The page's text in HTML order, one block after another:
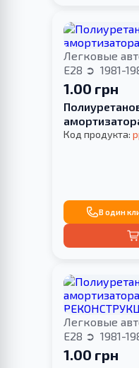
Легковые
E28
1981-
1.00 грн
Код продукта:
В один
Легковые
E28
1981-
1.00 грн